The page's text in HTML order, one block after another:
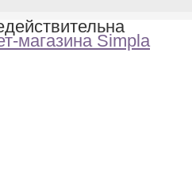
магазина Simpla